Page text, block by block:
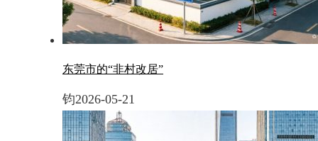
东莞市的“非村改居”
钧2026-05-21